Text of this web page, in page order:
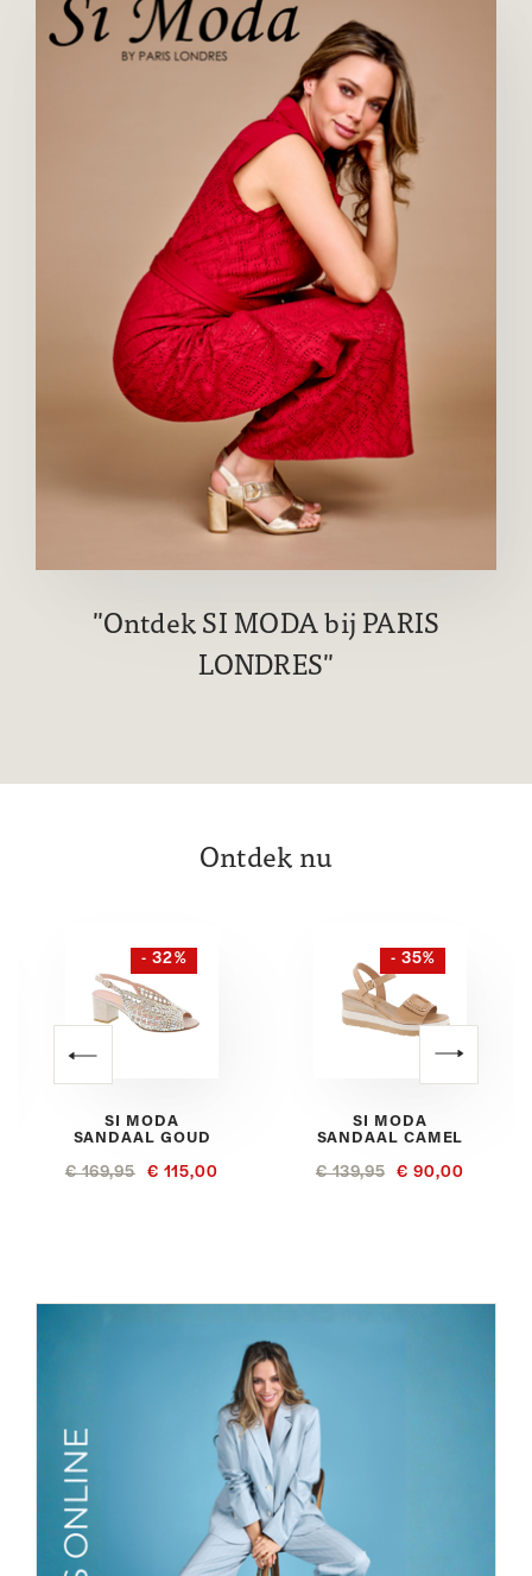
Ontdek SI MODA bij PARIS
LONDRES
Ontdek nu
- 32%
SI MODA
SANDAAL GOUD
€ 169,95 € 115,00
- 35%
SI MODA
SANDAAL CAMEL
€ 139,95 € 90,00